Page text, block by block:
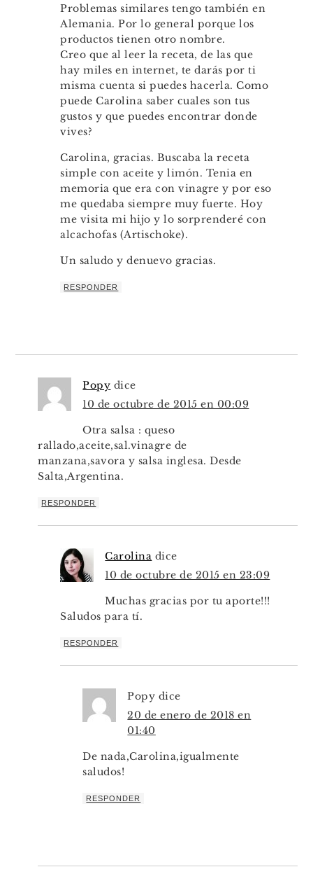
Problemas similares tengo también en
Alemania. Por lo general porque los
productos tienen otro nombre.
Creo que al leer la receta, de las que
hay miles en internet, te darás por ti
misma cuenta si puedes hacerla. Como
puede Carolina saber cuales son tus
gustos y que puedes encontrar donde
vives?
Carolina, gracias. Buscaba la receta
simple con aceite y limón. Tenia en
memoria que era con vinagre y por eso
me quedaba siempre muy fuerte. Hoy
me visita mi hijo y lo sorprenderé con
alcachofas (Artischoke).
Un saludo y denuevo gracias.
RESPONDER
Popy dice
10 de octubre de 2015 en 00:09
Otra salsa : queso
rallado,aceite,sal.vinagre de
manzana,savora y salsa inglesa. Desde
Salta,Argentina.
RESPONDER
Carolina dice
10 de octubre de 2015 en 23:09
Muchas gracias por tu aporte!!!
Saludos para tí.
RESPONDER
Popy dice
20 de enero de 2018 en
01:40
De nada,Carolina,igualmente
saludos!
RESPONDER